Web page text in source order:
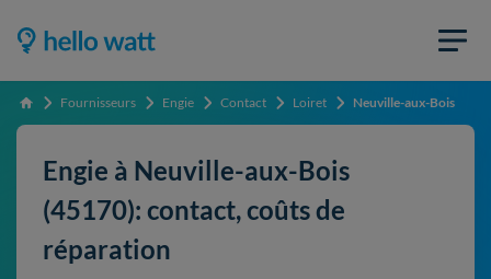
Accueil Fournisseurs Engie Contact Loiret Neuville-aux-Bois
Engie à Neuville-aux-Bois
(45170): contact, coûts de
réparation